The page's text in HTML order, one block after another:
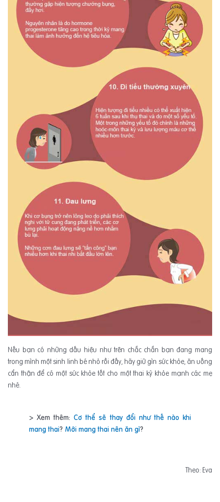
Nếu bạn có những dấu hiệu như trên chắc chắn bạn đang mang
trong mình một sinh linh bé nhỏ rồi đấy, hãy giữ gìn sức khỏe, ăn uống
cẩn thận để có một sức khỏe tốt cho một thai kỳ khỏe mạnh các mẹ
nhé.
> Xem thêm:Cơ thể sẽ thay đổi như thế nào khi
mang thai? Mới mang thai nên ăn gì?
Theo: Eva